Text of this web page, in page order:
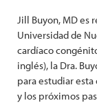
Jill Buyon, MD es
Universidad de
cardíaco
inglés), la Dra.
para estudiar
y los próximos